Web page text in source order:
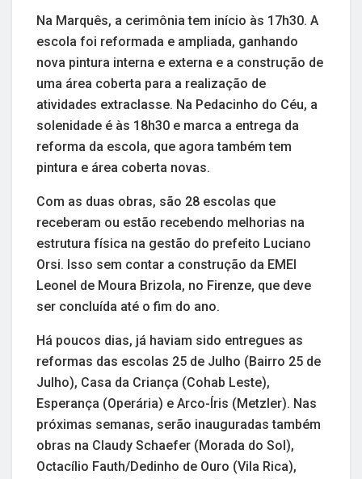
Na Marquês, a cerimônia tem início às 17h30. A
escola foi reformada e ampliada, ganhando
nova pintura interna e externa e a construção de
uma área coberta para a realização de
atividades extraclasse. Na Pedacinho do Céu, a
solenidade é às 18h30 e marca a entrega da
reforma da escola, que agora também tem
pintura e área coberta novas.
Com as duas obras, são 28 escolas que
receberam ou estão recebendo melhorias na
estrutura física na gestão do prefeito Luciano
Orsi. Isso sem contar a construção da EMEI
Leonel de Moura Brizola, no Firenze, que deve
ser concluída até o fim do ano.
Há poucos dias, já haviam sido entregues as
reformas das escolas 25 de Julho (Bairro 25 de
Julho), Casa da Criança (Cohab Leste),
Esperança (Operária) e Arco-Íris (Metzler). Nas
próximas semanas, serão inauguradas também
obras na Claudy Schaefer (Morada do Sol),
Octacílio Fauth/Dedinho de Ouro (Vila Rica),